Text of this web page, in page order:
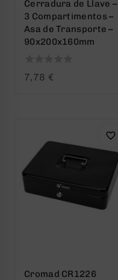
Cerradura de Llave –
3 Compartimentos –
Asa de Transporte –
90x200x160mm
0
7,78 €
Cromad CR1226